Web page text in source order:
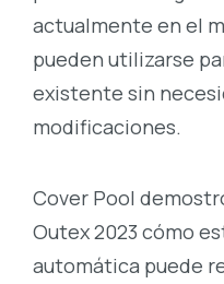
actualmente en el
pueden utilizarse
existente sin
modificaciones.
Cover Pool
Outex 2023 cómo
automática puede